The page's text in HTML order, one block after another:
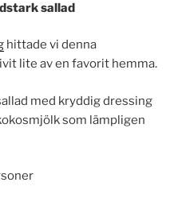
sallad
hittade vi denna
lite av en favorit hemma.
med kryddig dressing
som lämpligen